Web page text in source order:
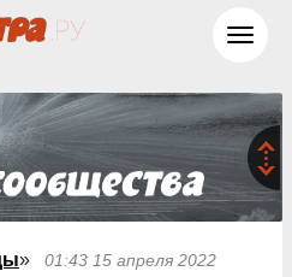
» 01:43 15 апреля 2022